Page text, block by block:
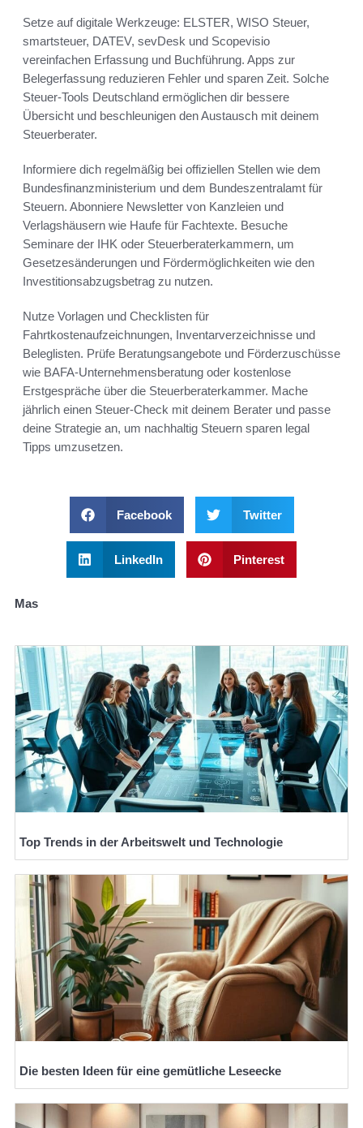
Setze auf digitale Werkzeuge: ELSTER, WISO Steuer,
smartsteuer, DATEV, sevDesk und Scopevisio
vereinfachen Erfassung und Buchführung. Apps zur
Belegerfassung reduzieren Fehler und sparen Zeit. Solche
Steuer-Tools Deutschland ermöglichen dir bessere
Übersicht und beschleunigen den Austausch mit deinem
Steuerberater.
Informiere dich regelmäßig bei offiziellen Stellen wie dem
Bundesfinanzministerium und dem Bundeszentralamt für
Steuern. Abonniere Newsletter von Kanzleien und
Verlagshäusern wie Haufe für Fachtexte. Besuche
Seminare der IHK oder Steuerberaterkammern, um
Gesetzesänderungen und Fördermöglichkeiten wie den
Investitionsabzugsbetrag zu nutzen.
Nutze Vorlagen und Checklisten für
Fahrtkostenaufzeichnungen, Inventarverzeichnisse und
Beleglisten. Prüfe Beratungsangebote und Förderzuschüsse
wie BAFA-Unternehmensberatung oder kostenlose
Erstgespräche über die Steuerberaterkammer. Mache
jährlich einen Steuer-Check mit deinem Berater und passe
deine Strategie an, um nachhaltig Steuern sparen legal
Tipps umzusetzen.
Facebook Twitter
LinkedIn Pinterest
Mas
Top Trends in der Arbeitswelt und Technologie
Die besten Ideen für eine gemütliche Leseecke